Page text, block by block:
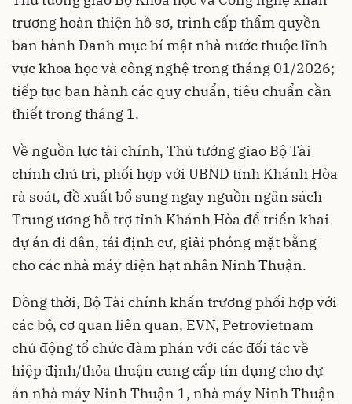
trương hoàn thiện hồ sơ, trình cấp thẩm quyền
ban hành Danh mục bí mật nhà nước thuộc lĩnh
vực khoa học và công nghệ trong tháng 01/2026;
tiếp tục ban hành các quy chuẩn, tiêu chuẩn cần
thiết trong tháng 1.
Về nguồn lực tài chính, Thủ tướng giao Bộ Tài
chính chủ trì, phối hợp với UBND tỉnh Khánh Hòa
rà soát, đề xuất bổ sung ngay nguồn ngân sách
Trung ương hỗ trợ tỉnh Khánh Hòa để triển khai
dự án di dân, tái định cư, giải phóng mặt bằng
cho các nhà máy điện hạt nhân Ninh Thuận.
Đồng thời, Bộ Tài chính khẩn trương phối hợp với
các bộ, cơ quan liên quan, EVN, Petrovietnam
chủ động tổ chức đàm phán với các đối tác về
hiệp định/thỏa thuận cung cấp tín dụng cho dự
án nhà máy Ninh Thuận 1, nhà máy Ninh Thuận